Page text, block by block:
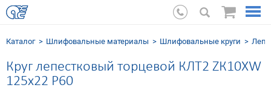
Каталог Шлифовальные мaтериалы Шлифовальные круги
Круг лепестковый торцевой КЛТ2 ZК10XW
125х22 P60